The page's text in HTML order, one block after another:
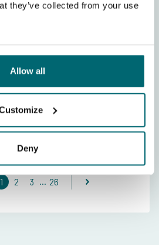
they’ve collected from your use
Allow all
Deny
completa
1 2 3 26